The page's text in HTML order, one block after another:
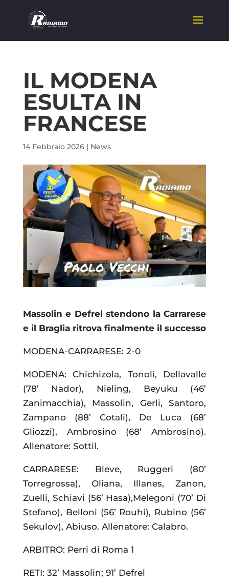
IL MODENA
ESULTA IN
FRANCESE
14 Febbraio 2026| News
Massolin e Defrel stendono la Carrarese
e il Braglia ritrova finalmente il successo
MODENA-CARRARESE: 2-0
MODENA: Chichizola, Tonoli, Dellavalle
(78’ Nador), Nieling, Beyuku (46’
Zanimacchia), Massolin, Gerli, Santoro,
Zampano (88’ Cotali), De Luca (68’
Gliozzi), Ambrosino (68’ Ambrosino).
Allenatore: Sottil.
CARRARESE: Bleve, Ruggeri (80’
Torregrossa), Oliana, Illanes, Zanon,
Zuelli, Schiavi (56’ Hasa),Melegoni (70’ Di
Stefano), Belloni (56’ Rouhi), Rubino (56’
Sekulov), Abiuso. Allenatore: Calabro.
ARBITRO: Perri di Roma 1
RETI: 32’ Massolin; 91’ Defrel